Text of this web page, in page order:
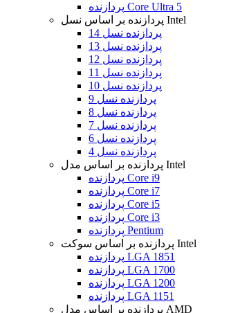
پردازنده Core Ultra 5
پردازنده بر اساس نسل Intel
پردازنده نسل 14
پردازنده نسل 13
پردازنده نسل 12
پردازنده نسل 11
پردازنده نسل 10
پردازنده نسل 9
پردازنده نسل 8
پردازنده نسل 7
پردازنده نسل 6
پردازنده نسل 4
پردازنده بر اساس مدل Intel
پردازنده Core i9
پردازنده Core i7
پردازنده Core i5
پردازنده Core i3
پردازنده Pentium
پردازنده بر اساس سوکت Intel
پردازنده LGA 1851
پردازنده LGA 1700
پردازنده LGA 1200
پردازنده LGA 1151
پردازنده بر اساس مدل AMD